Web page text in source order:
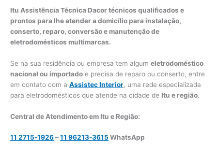
Itu Assistência Técnica Dacor técnicos qualificados e
prontos para lhe atender a domicílio para instalação,
conserto, reparo, conversão e manutenção de
eletrodomésticos multimarcas.
Se na sua residência ou empresa tem algumeletrodoméstico
nacional ou importado e precisa de reparo ou conserto, entre
em contato com aAssistec Interior, uma rede especializada
para eletrodomésticos que atende na cidade de Itu e região.
Central de Atendimento em Itu e Região:
11 2715-1926–11 96213-3615 WhatsApp